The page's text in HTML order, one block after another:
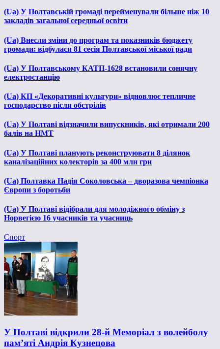
(Ua) У Полтавській громаді перейменували більше ніж 10
закладів загальної середньої освіти
(Ua) Внесли зміни до програм та показників бюджету
громади: відбулася 81 сесія Полтавської міської ради
(Ua) У Полтавському КАТП-1628 встановили сонячну
електростанцію
(Ua) КП «Декоративні культури» відновлює тепличне
господарство після обстрілів
(Ua) У Полтаві відзначили випускників, які отримали 200
балів на НМТ
(Ua) У Полтаві планують реконструювати 8 ділянок
каналізаційних колекторів за 400 млн грн
(Ua) Полтавка Надія Соколовська – дворазова чемпіонка
Європи з боротьби
(Ua) У Полтаві відібрали для молодіжного обміну з
Норвегією 16 учасників та учасниць
Спорт
У Полтаві відкрили 28-й Меморіал з волейболу
пам’яті Андрія Кузнецова